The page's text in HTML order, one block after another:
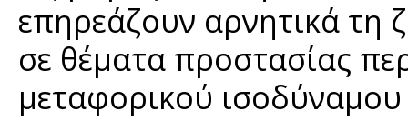
επηρεάζουν αρνητικά τη
σε θέματα προστασίας
μεταφορικού ισοδύναμου